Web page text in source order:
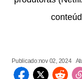
Publicado:nov 02, 2024